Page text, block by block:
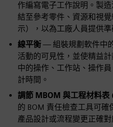
作編寫電子工作說明。製
結至參考零件、資源和視
示），以為工廠人員提供
線平衡— 組裝規劃軟件中
活動的可見性，並使精益
中的操作、工作站、操作
計時間。
調節 MBOM 與工程材料表
的 BOM 責任檢查工具可確
產品設計或流程變更正確對